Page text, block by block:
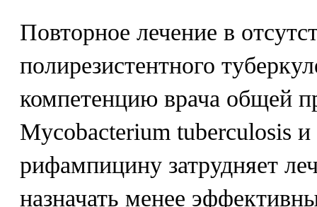
Повторное лечение в
полирезистентного
компетенцию врача общей
Mycobacterium tuberculosis и
рифампицину затрудняет
назначать менее